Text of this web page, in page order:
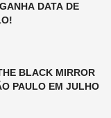
DATA DE
BLACK MIRROR
PAULO EM JULHO